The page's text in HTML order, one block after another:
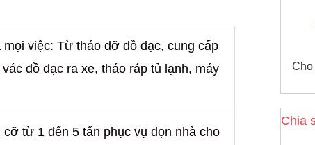
mọi việc: Từ tháo dỡ đồ đạc, cung cấp
đồ đạc ra xe, tháo ráp tủ lạnh, máy
cỡ từ 1 đến 5 tấn phục vụ dọn nhà cho
Cho
Chia